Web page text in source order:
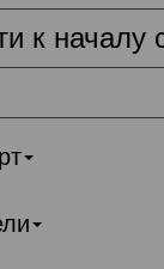
к началу